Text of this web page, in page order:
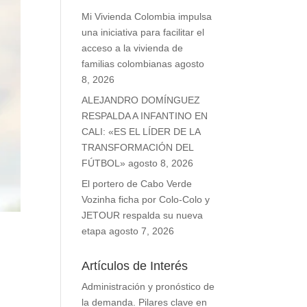
Mi Vivienda Colombia impulsa
una iniciativa para facilitar el
acceso a la vivienda de
familias colombianas agosto
8, 2026
ALEJANDRO DOMÍNGUEZ
RESPALDA A INFANTINO EN
CALI: «ES EL LÍDER DE LA
TRANSFORMACIÓN DEL
FÚTBOL» agosto 8, 2026
El portero de Cabo Verde
Vozinha ficha por Colo-Colo y
JETOUR respalda su nueva
etapa agosto 7, 2026
Artículos de Interés
Administración y pronóstico de
la demanda. Pilares clave en